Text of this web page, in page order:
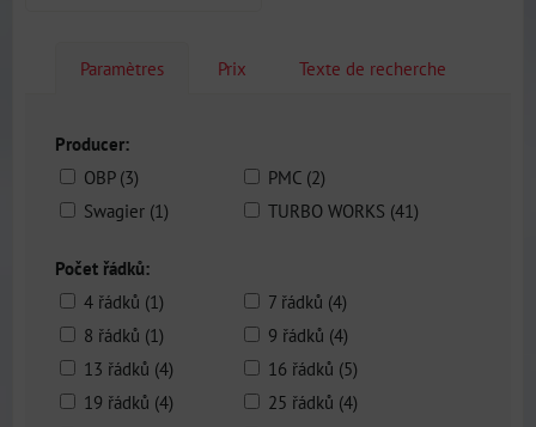
Paramètres Prix Texte de recherche
Producer:
OBP (3)
PMC (2)
Swagier (1)
TURBO WORKS (41)
Počet řádků:
4 řádků (1)
7 řádků (4)
8 řádků (1)
9 řádků (4)
13 řádků (4)
16 řádků (5)
19 řádků (4)
25 řádků (4)